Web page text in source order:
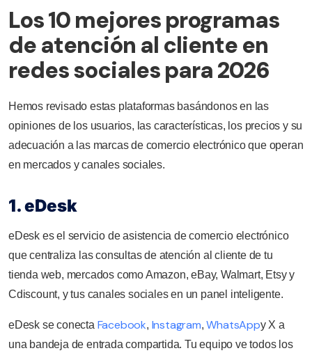
Los 10 mejores programas
de atención al cliente en
redes sociales para 2026
Hemos revisado estas plataformas basándonos en las
opiniones de los usuarios, las características, los precios y su
adecuación a las marcas de comercio electrónico que operan
en mercados y canales sociales.
1. eDesk
eDesk es el servicio de asistencia de comercio electrónico
que centraliza las consultas de atención al cliente de tu
tienda web, mercados como Amazon, eBay, Walmart, Etsy y
Cdiscount, y tus canales sociales en un panel inteligente.
eDesk se conecta Facebook, Instagram, WhatsAppy X a
una bandeja de entrada compartida. Tu equipo ve todos los